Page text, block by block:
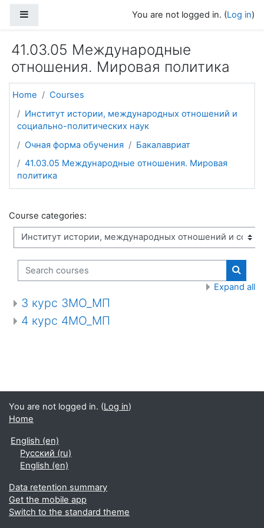
You are not logged in. (Log in)
41.03.05 Международные
отношения. Мировая политика
Home
Courses
Институт истории, международных отношений и
социально-политических наук
Очная форма обучения
Бакалавриат
41.03.05 Международные отношения. Мировая
политика
Course categories:
Search courses
Expand all
3 курс 3МО_МП
4 курс 4МО_МП
You are not logged in. (Log in)
Home
English ‎(en)‎
Русский ‎(ru)‎
English ‎(en)‎
Data retention summary
Get the mobile app
Switch to the standard theme